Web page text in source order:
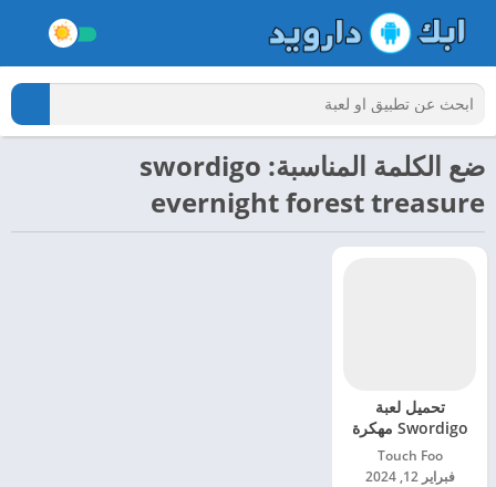
ضع الكلمة المناسبة: swordigo
evernight forest treasure
تحميل لعبة
Swordigo مهكرة
للاندرويد 2024
Touch Foo‏
فبراير 12, 2024